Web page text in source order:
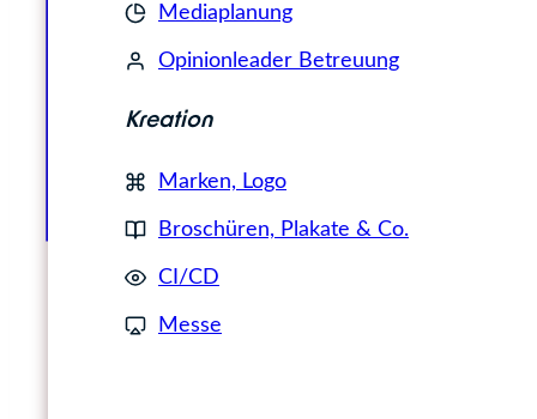
Mediaplanung
Opinionleader Betreuung
Kreation
Marken, Logo
Broschüren, Plakate & Co.
CI/CD
Messe